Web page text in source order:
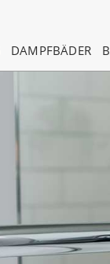
DAMPFBÄDER